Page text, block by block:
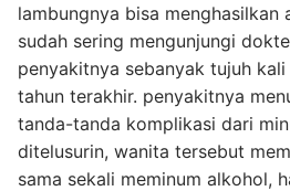
lambungnya bisa menghasilkan
sudah sering mengunjungi
penyakitnya sebanyak tujuh
tahun terakhir. penyakitnya
tanda-tanda komplikasi dari
ditelusurin, wanita tersebut
sama sekali meminum alkohol,